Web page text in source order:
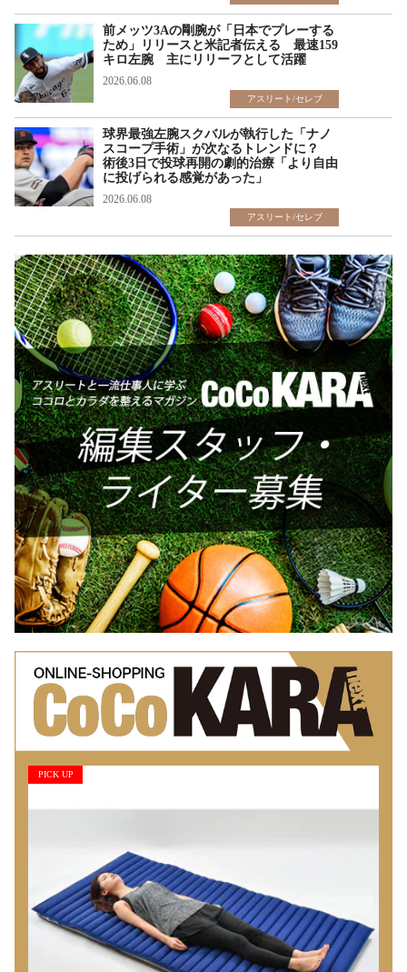
前メッツ3Aの剛腕が「日本でプレーする
ため」リリースと米記者伝える 最速159
キロ左腕 主にリリーフとして活躍
2026.06.08
アスリート/セレブ
球界最強左腕スクバルが執行した「ナノ
スコープ手術」が次なるトレンドに？
術後3日で投球再開の劇的治療「より自由
に投げられる感覚があった」
2026.06.08
アスリート/セレブ
PICK UP